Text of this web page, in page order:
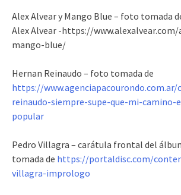
Alex Alvear y Mango Blue – foto tomada
Alex Alvear -https://
mango-blue/
Hernan Reinaudo – foto tomada de
https://
reinaudo-siempre-supe-que-mi-camino-
popular
Pedro Villagra – carátula frontal del
tomada de https://portaldisc.com/
villagra-imprologo